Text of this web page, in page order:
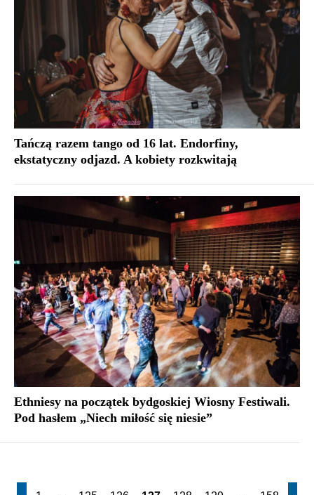
Tańczą razem tango od 16 lat. Endorfiny,
ekstatyczny odjazd. A kobiety rozkwitają
Ethniesy na początek bydgoskiej Wiosny Festiwali.
Pod hasłem „Niech miłość się niesie”